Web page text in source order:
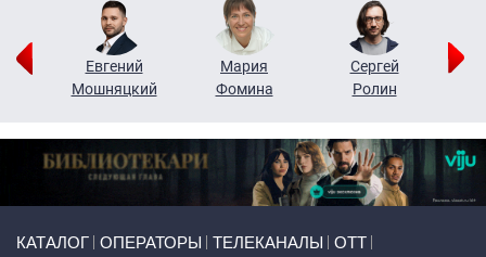
Евгений
Мошняцкий
Мария
Фомина
Сергей
Ролин
КАТАЛОГ ОПЕРАТОРЫ ТЕЛЕКАНАЛЫ ОТТ